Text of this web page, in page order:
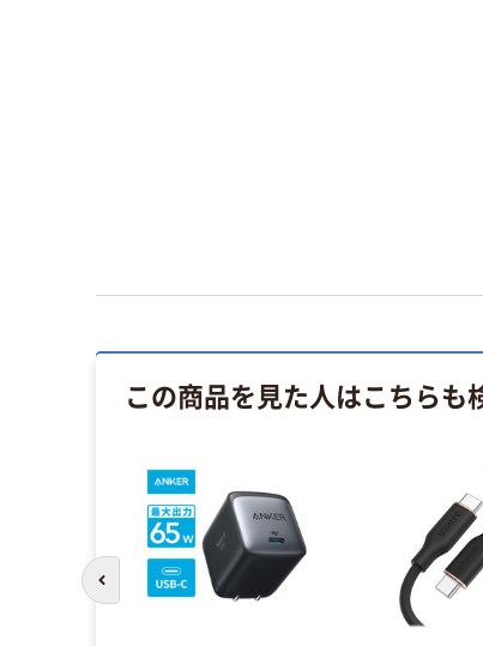
この商品を見た人はこちらも
前のスライドへ